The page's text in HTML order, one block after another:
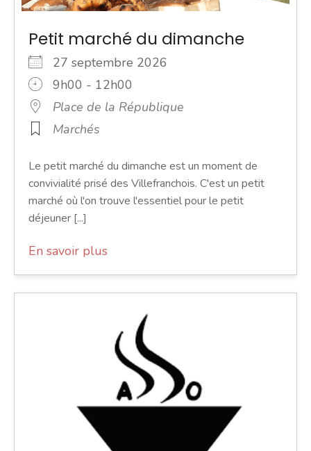
Petit marché du dimanche
27 septembre 2026
9h00 - 12h00
Place de la République
Marchés
Le petit marché du dimanche est un moment de
convivialité prisé des Villefranchois. C'est un petit
marché où l'on trouve l'essentiel pour le petit
déjeuner [...]
En savoir plus